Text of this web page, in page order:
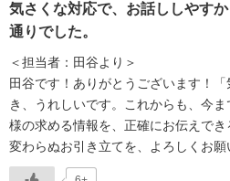
気さくな対応で、お話ししやす
通りでした。
＜担当者：田谷より＞
田谷です！ありがとうございます！
き、うれしいです。これからも、今
様の求める情報を、正確にお伝えでき
変わらぬお引き立てを、よろしくお願